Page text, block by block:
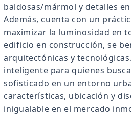
baldosas/mármol y detalles
Además, cuenta con un
maximizar la luminosidad en
edificio en construcción, se
arquitectónicas y
inteligente para quienes
sofisticado en un entorno
características, ubicación y
inigualable en el mercado